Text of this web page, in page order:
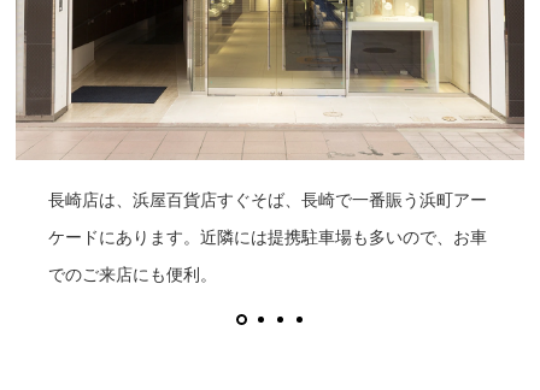
長崎店は、浜屋百貨店すぐそば、長崎で一番賑う浜町アー
ケードにあります。近隣には提携駐車場も多いので、お車
でのご来店にも便利。